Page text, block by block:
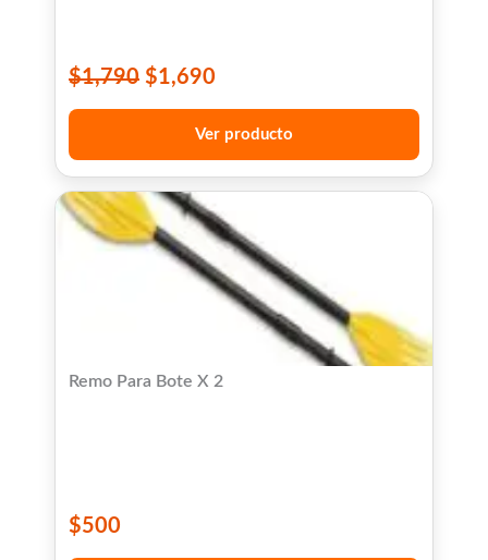
$1,790 $1,690
Ver producto
Remo Para Bote X 2
$500